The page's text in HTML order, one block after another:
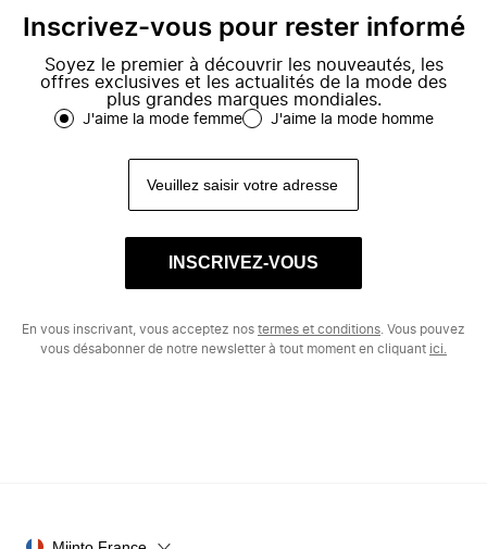
Inscrivez-vous pour rester informé
Soyez le premier à découvrir les nouveautés, les
offres exclusives et les actualités de la mode des
plus grandes marques mondiales.
J'aime la mode femme J'aime la mode homme
INSCRIVEZ-VOUS
En vous inscrivant, vous acceptez nos termes et conditions . Vous pouvez
vous désabonner de notre newsletter à tout moment en cliquant ici.